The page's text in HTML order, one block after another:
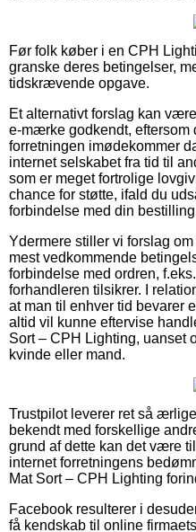
Før folk køber i en CPH
granske deres betingelser,
tidskrævende opgave.
Et alternativt forslag kan
e-mærke godkendt,
forretningen imødekommer
internet selskabet fra tid til
som er meget fortrolige
chance for støtte, ifald du
forbindelse med din
Ydermere stiller vi forslag
mest vedkommende
forbindelse med ordren,
forhandleren tilsikrer. I
at man til enhver tid bevarer
altid vil kunne eftervise
Sort – CPH Lighting, uanset
kvinde eller mand.
Trustpilot leverer ret så
bekendt med forskellige
grund af dette kan det være
internet forretningens
Mat Sort – CPH Lighting
Facebook resulterer i
få kendskab til online